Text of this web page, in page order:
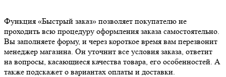
Функция «Быстрый заказ» позволяет покупателю не
проходить всю процедуру оформления заказа самостоятельно.
Вы заполняете форму, и через короткое время вам перезвонит
менеджер магазина. Он уточнит все условия заказа, ответит
на вопросы, касающиеся качества товара, его особенностей. А
также подскажет о вариантах оплаты и доставки.